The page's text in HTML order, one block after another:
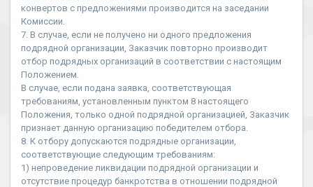
конвертов с предложениями производится на заседании
Комиссии.
7. В случае, если не получено ни одного предложения
подрядной организации, Заказчик повторно производит
отбор подрядных организаций в соответствии с настоящим
Положением.
В случае, если подана заявка, соответствующая
требованиям, установленным пунктом 8 настоящего
Положения, только одной подрядной организацией, Заказчик
признает данную организацию победителем отбора.
8. К отбору допускаются подрядные организации,
соответствующие следующим требованиям:
1) непроведение ликвидации подрядной организации и
отсутствие процедур банкротства в отношении подрядной